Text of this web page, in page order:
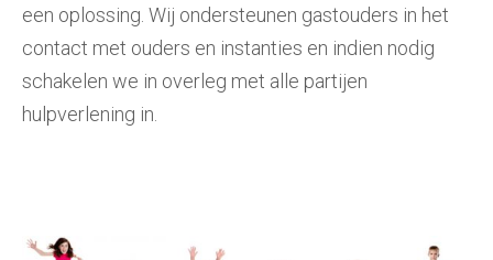
een oplossing. Wij ondersteunen gastouders in het
contact met ouders en instanties en indien nodig
schakelen we in overleg met alle partijen
hulpverlening in.